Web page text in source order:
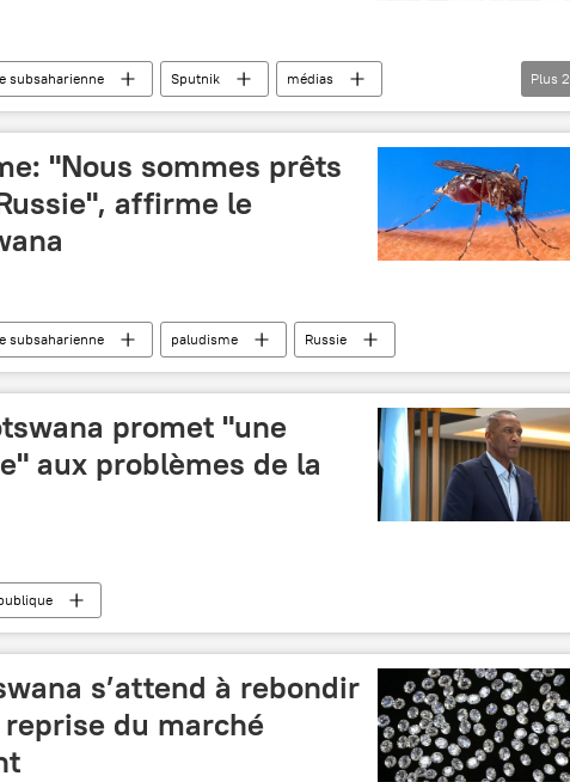
subsaharienne Sputnik
médias
Plus 2
"Nous sommes prêts
affirme le
subsaharienne paludisme Russie
promet "une
aux problèmes de la
s’attend à rebondir
du marché